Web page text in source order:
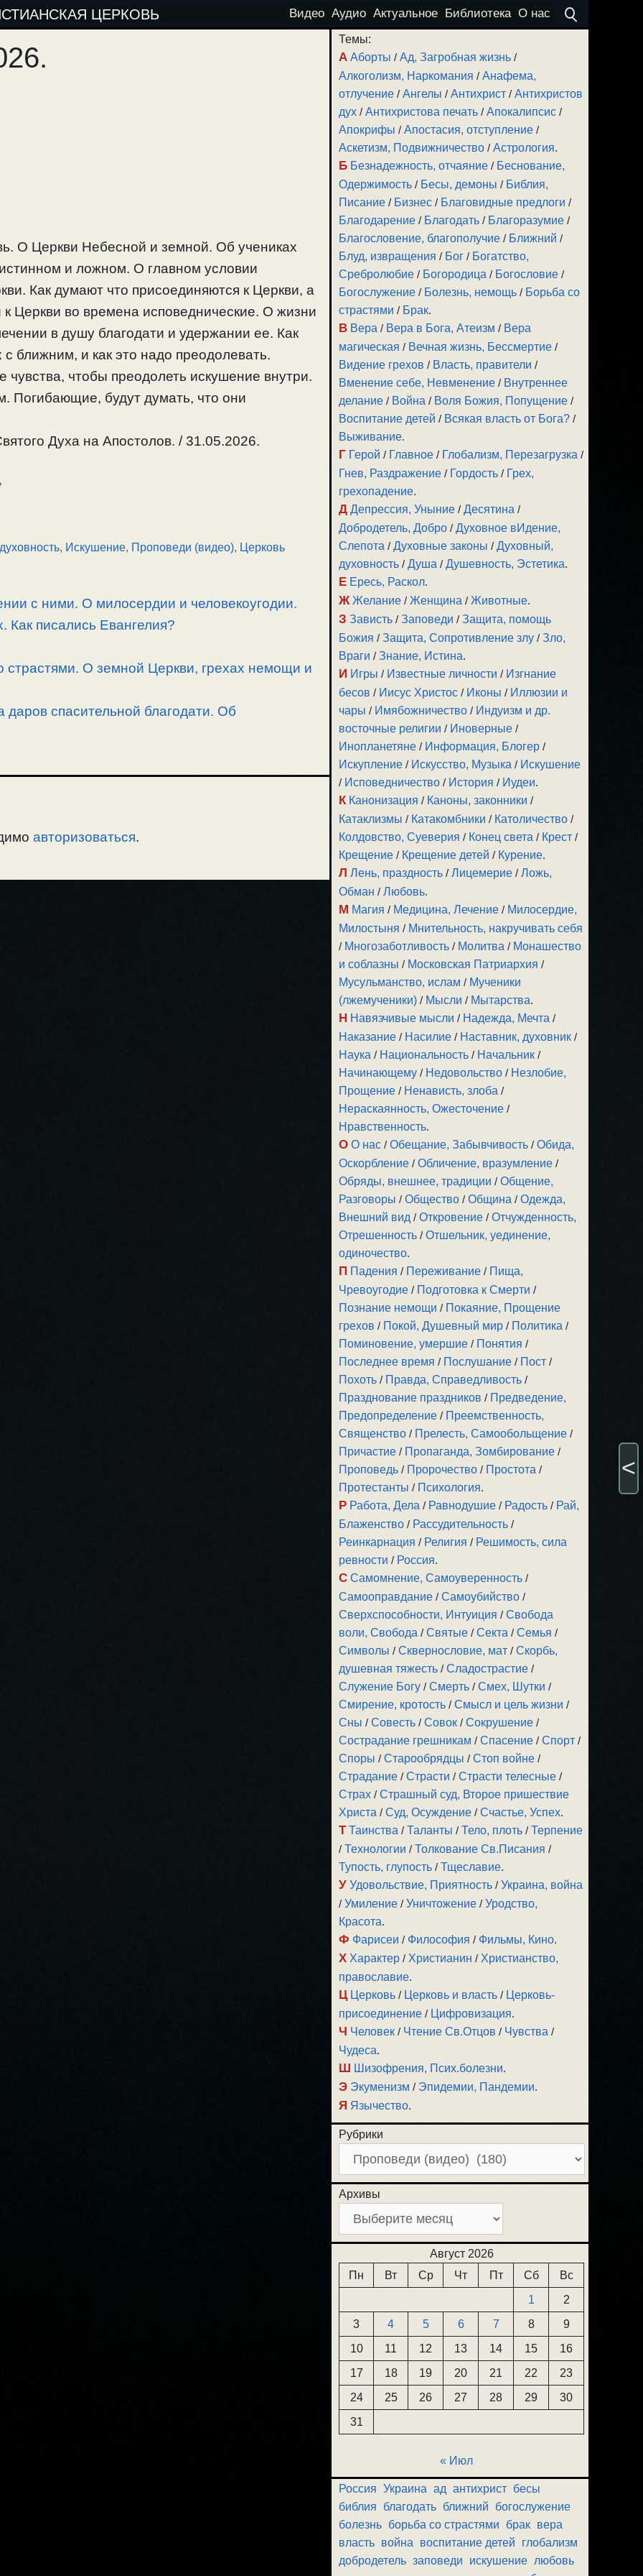
ЦЕРКОВЬ Видео Аудио Актуальное Библиотека О нас
О Церкви Небесной и земной. Об учениках
и ложном. О главном условии
Как думают что присоединяются к Церкви, а
Церкви во времена исповеднические. О жизни
в душу благодати и удержании ее. Как
с ближним, и как это надо преодолевать.
чувства, чтобы преодолеть искушение внутри.
Погибающие, будут думать, что они
Духа на Апостолов. / 31.05.2026.
, Искушение, Проповеди (видео), Церковь
с ними. О милосердии и человекоугодии.
Как писались Евангелия?
О земной Церкви, грехах немощи и
даров спасительной благодати. Об
авторизоваться.
Темы:
А Аборты /Ад, Загробная жизнь /
Алкоголизм, Наркомания /Анафема,
отлучение /Ангелы /Антихрист /Антихристов
дух /Антихристова печать /Апокалипсис /
Апокрифы /Апостасия, отступление /
Аскетизм, Подвижничество /Астрология.
Б Безнадежность, отчаяние / Беснование,
Одержимость / Бесы, демоны / Библия,
Писание / Бизнес / Благовидные предлоги /
Благодарение / Благодать / Благоразумие /
Благословение, благополучие / Ближний /
Блуд, извращения / Бог / Богатство,
Сребролюбие / Богородица / Богословие /
Богослужение / Болезнь, немощь / Борьба со
страстями / Брак.
В Вера / Вера в Бога, Атеизм / Вера
магическая / Вечная жизнь, Бессмертие /
Видение грехов / Власть, правители /
Вменение себе, Невменение / Внутреннее
делание / Война / Воля Божия, Попущение /
Воспитание детей / Всякая власть от Бога? /
Выживание.
Г Герой / Главное / Глобализм, Перезагрузка /
Гнев, Раздражение / Гордость / Грех,
грехопадение.
Д Депрессия, Уныние /Десятина /
Добродетель, Добро /Духовное вИдение,
Слепота /Духовные законы /Духовный,
духовность /Душа /Душевность, Эстетика.
Е Ересь, Раскол.
Ж Желание /Женщина /Животные.
З Зависть /Заповеди /Защита, помощь
Божия /Защита, Сопротивление злу /Зло,
Враги /Знание, Истина.
И Игры / Известные личности / Изгнание
бесов / Иисус Христос / Иконы / Иллюзии и
чары / Имябожничество / Индуизм и др.
восточные религии / Иноверные /
Инопланетяне / Информация, Блогер /
Искупление / Искусство, Музыка / Искушение
/ Исповедничество / История / Иудеи.
К Канонизация / Каноны, законники /
Катаклизмы / Катакомбники / Католичество /
Колдовство, Суеверия / Конец света / Крест /
Крещение / Крещение детей / Курение.
Л Лень, праздность /Лицемерие /Ложь,
Обман /Любовь.
М Магия / Медицина, Лечение / Милосердие,
Милостыня / Мнительность, накручивать себя
/ Многозаботливость / Молитва / Монашество
и соблазны / Московская Патриархия /
Мусульманство, ислам / Мученики
(лжемученики) / Мысли / Мытарства.
Н Навязчивые мысли / Надежда, Мечта /
Наказание / Насилие / Наставник, духовник /
Наука / Национальность / Начальник /
Начинающему / Недовольство / Незлобие,
Прощение / Ненависть, злоба /
Нераскаянность, Ожесточение /
Нравственность.
О О нас /Обещание, Забывчивость /Обида,
Оскорбление /Обличение, вразумление /
Обряды, внешнее, традиции /Общение,
Разговоры /Общество /Община /Одежда,
Внешний вид /Откровение /Отчужденность,
Отрешенность /Отшельник, уединение,
одиночество.
П Падения / Переживание / Пища,
Чревоугодие / Подготовка к Смерти /
Познание немощи / Покаяние, Прощение
грехов / Покой, Душевный мир / Политика /
Поминовение, умершие / Понятия /
Последнее время / Послушание / Пост /
Похоть / Правда, Справедливость /
Празднование праздников / Предведение,
Предопределение / Преемственность,
Священство / Прелесть, Самообольщение /
Причастие / Пропаганда, Зомбирование /
Проповедь / Пророчество / Простота /
Протестанты / Психология.
Р Работа, Дела / Равнодушие / Радость / Рай,
Блаженство / Рассудительность /
Реинкарнация / Религия / Решимость, сила
ревности / Россия.
С Самомнение, Самоуверенность /
Самооправдание /Самоубийство /
Сверхспособности, Интуиция /Свобода
воли, Свобода /Святые /Секта /Семья /
Символы /Сквернословие, мат /Скорбь,
душевная тяжесть /Сладострастие /
Служение Богу /Смерть /Смех, Шутки /
Смирение, кротость /Смысл и цель жизни /
Сны /Совесть /Совок /Сокрушение /
Сострадание грешникам /Спасение /Спорт /
Споры /Старообрядцы /Стоп войне /
Страдание /Страсти /Страсти телесные /
Страх /Страшный суд, Второе пришествие
Христа /Суд, Осуждение /Счастье, Успех.
Т Таинства /Таланты /Тело, плоть /Терпение
/Технологии /Толкование Св.Писания /
Тупость, глупость /Тщеславие.
У Удовольствие, Приятность /Украина, война
/Умиление /Уничтожение /Уродство,
Красота.
Ф Фарисеи / Философия / Фильмы, Кино.
Х Характер / Христианин / Христианство,
православие.
Ц Церковь / Церковь и власть / Церковь-
присоединение / Цифровизация.
Ч Человек / Чтение Св.Отцов / Чувства /
Чудеса.
Ш Шизофрения, Псих.болезни.
Э Экуменизм / Эпидемии, Пандемии.
Я Язычество.
Рубрики
Архивы
Август 2026
Пн
Вт Ср Чт Пт Сб
Вс
1
2
3
4 5 6 7 8
9
10
11 12 13 14 15
16
17
18 19 20 21 22
23
24
25 26 27 28 29
30
31
« Июл
Россия Украина ад антихрист бесы
библия
благодать ближний
богослужение
болезнь борьба со страстями брак вера
власть война воспитание детей
глобализм
добродетель заповеди искушение любовь
<